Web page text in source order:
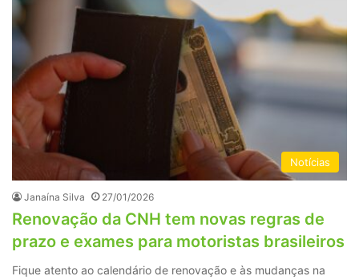
Notícias
Janaína Silva 27/01/2026
Renovação da CNH tem novas regras de
prazo e exames para motoristas brasileiros
Fique atento ao calendário de renovação e às mudanças na